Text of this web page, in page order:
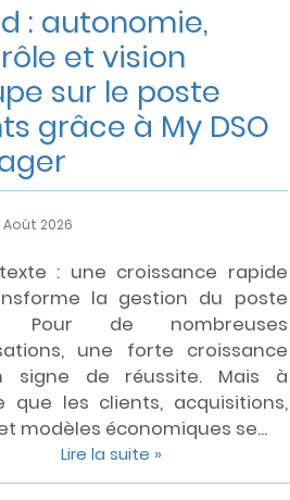
: autonomie,
et vision
sur le poste
grâce à My DSO
2026
: une croissance rapide
la gestion du poste
Pour de nombreuses
une forte croissance
signe de réussite. Mais à
que les clients, acquisitions,
modèles économiques se...
Lire la suite »